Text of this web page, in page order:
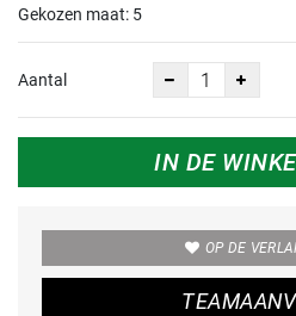
Gekozen maat: 5
Aantal
IN DE
OP DE